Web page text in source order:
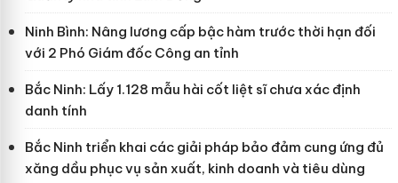
Ninh Bình: Nâng lương cấp bậc hàm trước thời hạn đối
với 2 Phó Giám đốc Công an tỉnh
Bắc Ninh: Lấy 1.128 mẫu hài cốt liệt sĩ chưa xác định
danh tính
Bắc Ninh triển khai các giải pháp bảo đảm cung ứng đủ
xăng dầu phục vụ sản xuất, kinh doanh và tiêu dùng